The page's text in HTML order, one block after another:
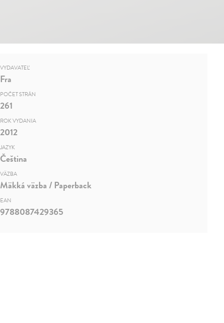
VYDAVATEĽ
Fra
POČET STRÁN
261
ROK VYDANIA
2012
JAZYK
Čeština
VÄZBA
Mäkká väzba / Paperback
EAN
9788087429365